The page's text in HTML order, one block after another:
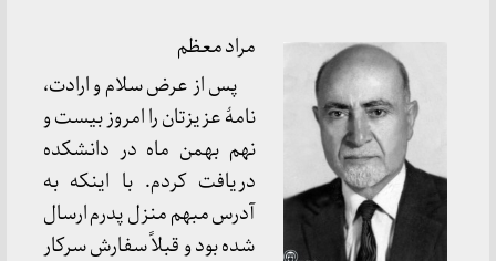
مراد معظم
پس از عرض سلام و ارادت،
نامۀ عزیزتان را امروز بیست و
نهم بهمن ماه در دانشکده
دریافت کردم. با اینکه به
آدرس مبهم منزل پدرم ارسال
شده بود و قبلاً سفارش سرکار